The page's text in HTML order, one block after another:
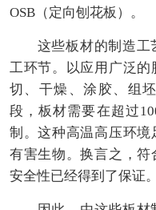
OSB（定向刨花板）。
这些板材的制造工
工环节。以应用广泛
切、干燥、涂胶、组
段，板材需要在超过
制。这种高温高压环
有害生物。换言之，
安全性已经得到了保证